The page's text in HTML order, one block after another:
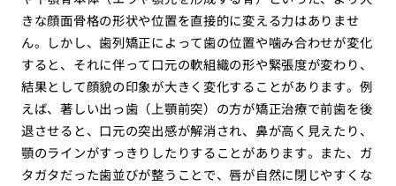
きな顔面骨格の形状や位置を直接的に変える力はありませ
ん。しかし、歯列矯正によって歯の位置や噛み合わせが変化
すると、それに伴って口元の軟組織の形や緊張度が変わり、
結果として顔貌の印象が大きく変化することがあります。例
えば、著しい出っ歯（上顎前突）の方が矯正治療で前歯を後
退させると、口元の突出感が解消され、鼻が高く見えたり、
顎のラインがすっきりしたりすることがあります。また、ガ
タガタだった歯並びが整うことで、唇が自然に閉じやすくな